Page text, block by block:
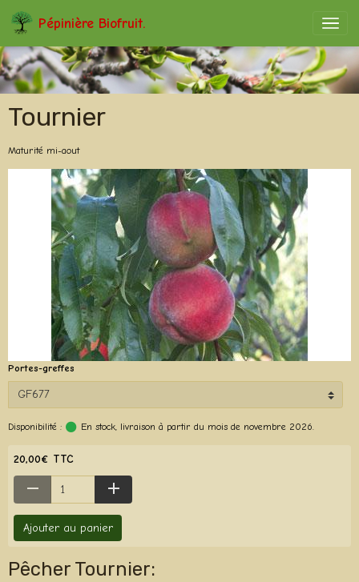
Pépinière Biofruit.
Tournier
Maturité mi-aout
Portes-greffes
Disponibilité : En stock, livraison à partir du mois de novembre 2026.
20,00€ TTC
Ajouter au panier
Pêcher Tournier: